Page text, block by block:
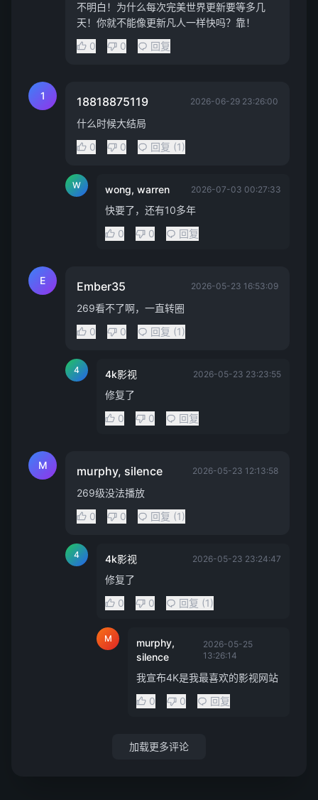
不明白！为什么每次完美世界更新要等多几
天！你就不能像更新凡人一样快吗？靠！
0
0 回复
1 18818875119 2026-06-29 23:26:00
什么时候大结局
0
0 回复 (1)
W wong, warren 2026-07-03 00:27:33
快要了，还有10多年
0
0 回复
E Ember35 2026-05-23 16:53:09
269看不了啊，一直转圈
0
0 回复 (1)
4 4k影视 2026-05-23 23:23:55
修复了
0
0 回复
M murphy, silence 2026-05-23 12:13:58
269级没法播放
0
0 回复 (1)
4 4k影视 2026-05-23 23:24:47
修复了
0
0 回复 (1)
M
murphy,
silence
2026-05-25
13:26:14
我宣布4K是我最喜欢的影视网站
0
0 回复
加载更多评论